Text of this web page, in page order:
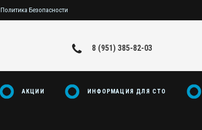
Политика Безопасности
8 (951) 385-82-03
АКЦИИ ИНФОРМАЦИЯ ДЛЯ СТО